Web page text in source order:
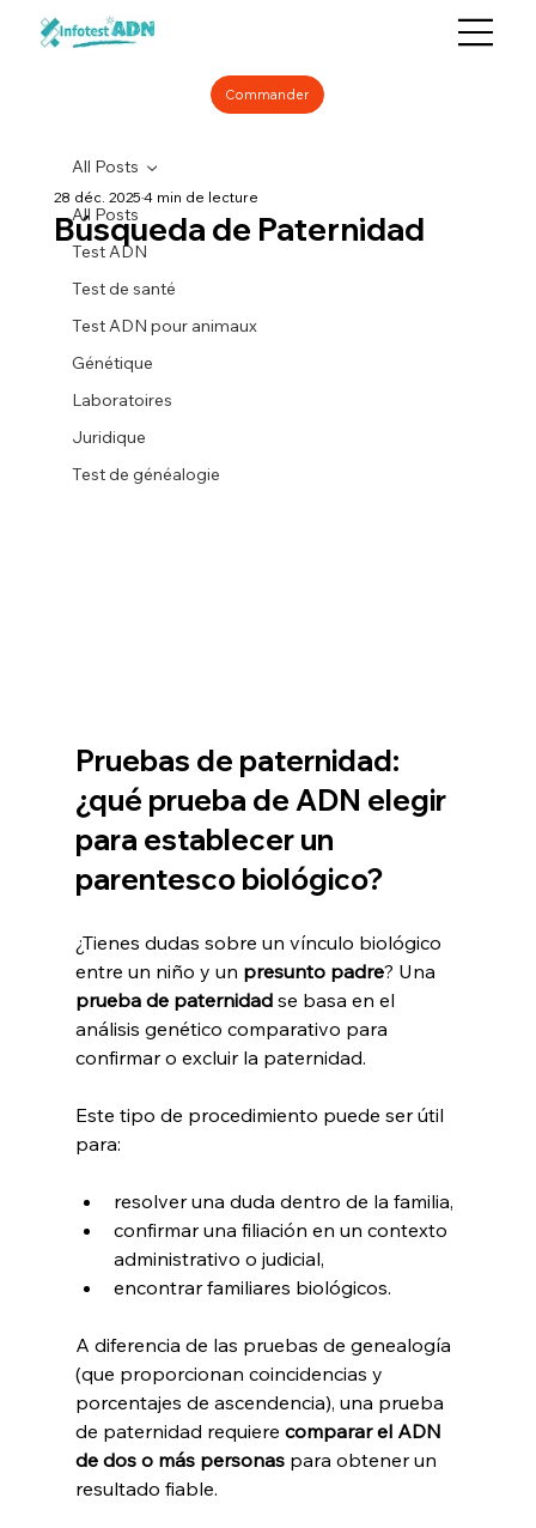
Commander
All Posts
Test ADN
Test de santé
Test ADN pour animaux
Génétique
Laboratoires
Juridique
Test de généalogie
All Posts
Búsqueda de Paternidad
28 déc. 20254 min de lecture
Pruebas de paternidad:
¿qué prueba de ADN elegir
para establecer un
parentesco biológico?
¿Tienes dudas sobre un vínculo biológico
entre un niño y un presunto padre? Una
prueba de paternidad se basa en el
análisis genético comparativo para
confirmar o excluir la paternidad.
Este tipo de procedimiento puede ser útil
para:
resolver una duda dentro de la familia,
confirmar una filiación en un contexto
administrativo o judicial,
encontrar familiares biológicos.
A diferencia de las pruebas de genealogía
(que proporcionan coincidencias y
porcentajes de ascendencia), una prueba
de paternidad requiere comparar el ADN
de dos o más personas para obtener un
resultado fiable.